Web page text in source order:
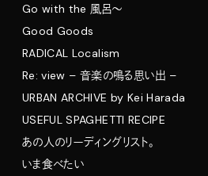
Go with the 風呂〜
Good Goods
RADICAL Localism
Re: view – 音楽の鳴る思い出 –
URBAN ARCHIVE by Kei Harada
USEFUL SPAGHETTI RECIPE
あの人のリーディングリスト。
いま食べたい